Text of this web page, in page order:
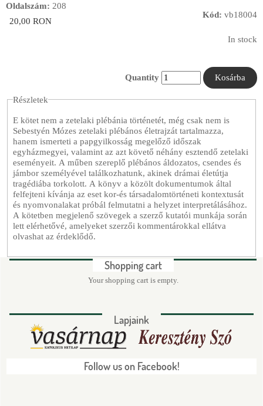
Oldalszám: 208
20,00 RON
In stock
Kód: vb18004
Quantity
Részletek
E kötet nem a zetelaki plébánia történetét, még csak nem is
Sebestyén Mózes zetelaki plébános életrajzát tartalmazza,
hanem ismerteti a papgyilkosság megelőző időszak
egyházmegyei, valamint az azt követő néhány esztendő zetelaki
eseményeit. A műben szereplő plébános áldozatos, csendes és
jámbor személyével találkozhatunk, akinek drámai életútja
tragédiába torkolott. A könyv a közölt dokumentumok által
felfejteni kívánja az eset kor-és társadalomtörténeti kontextusát
és nyomvonalakat próbál felmutatni a helyzet interpretálásához.
A kötetben megjelenő szövegek a szerző kutatói munkája során
lett elérhetővé, amelyeket szerzői kommentárokkal ellátva
olvashat az érdeklődő.
Shopping cart
Your shopping cart is empty.
Lapjaink
Follow us on Facebook!